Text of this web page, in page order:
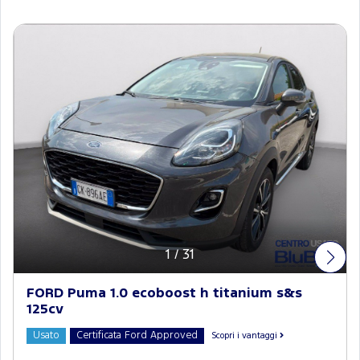
1 / 31
FORD Puma 1.0 ecoboost h titanium s&s
125cv
Usato Certificata Ford Approved Scopri i vantaggi